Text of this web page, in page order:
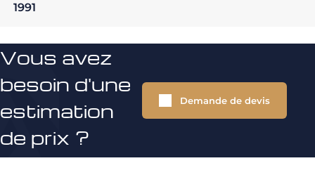
1991
Vous avez
besoin d'une
estimation
de prix ?
Demande de devis